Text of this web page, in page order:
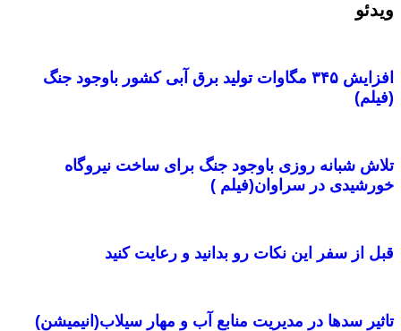
ویدئو
افزایش ۳۴۵ مگاوات تولید برق آبی کشور باوجود جنگ
(فیلم)
تلاش شبانه روزی باوجود جنگ برای ساخت نیروگاه
خورشیدی در سراوان(فیلم )
قبل از سفر این نکات رو بدانید و رعایت کنید ‌
تاثیر سدها در مدیریت منابع آب و مهار سیلاب(انیمیشن)